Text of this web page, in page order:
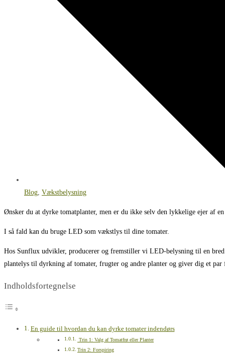
Blog Vækstbelysning
Ønsker du at dyrke tomatplanter, men er du ikke selv den lykkelige ejer af
I så fald kan du bruge LED som vækstlys til dine tomater.
Hos Sunflux udvikler, producerer og fremstiller vi LED-belysning til en
plantelys til dyrkning af tomater, frugter og andre planter og giver dig et
Indholdsfortegnelse
En guide til hvordan du kan dyrke tomater indendørs
Trin 1: Valg af Tomatfrø eller Planter
Trin 2: Forspiring